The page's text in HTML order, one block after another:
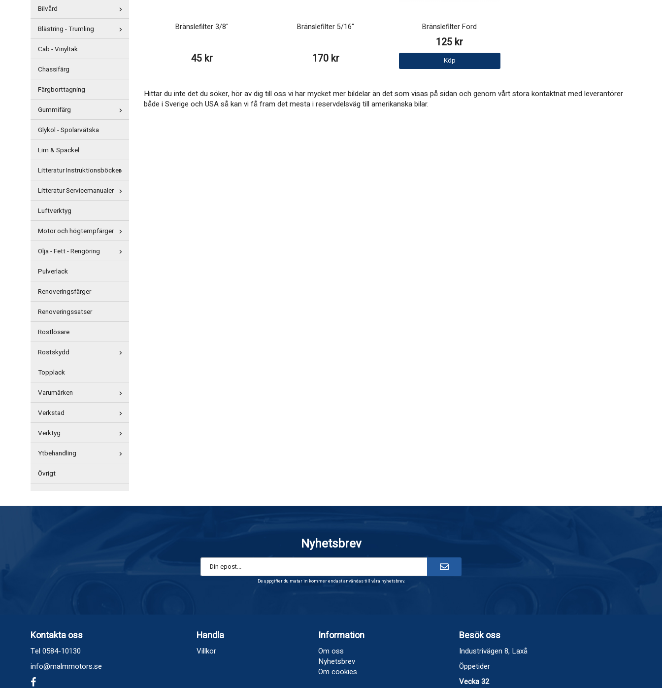
Bilvård
Blästring - Trumling
Cab - Vinyltak
Chassifärg
Färgborttagning
Gummifärg
Glykol - Spolarvätska
Lim & Spackel
Litteratur Instruktionsböcker
Litteratur Servicemanualer
Luftverktyg
Motor och högtempfärger
Olja - Fett - Rengöring
Pulverlack
Renoveringsfärger
Renoveringssatser
Rostlösare
Rostskydd
Topplack
Varumärken
Verkstad
Verktyg
Ytbehandling
Övrigt
Bränslefilter 3/8"
45 kr
Bränslefilter 5/16"
170 kr
Bränslefilter Ford
125 kr
Köp
Hittar du inte det du söker, hör av dig till oss vi har mycket mer bildelar än det som visas på sidan och genom vårt stora kontaktnät med leverantörer
både i Sverige och USA så kan vi få fram det mesta i reservdelsväg till amerikanska bilar.
Nyhetsbrev
De uppgifter du matar in kommer endast användas till våra nyhetsbrev.
Kontakta oss
Tel 0584-10130
info@malmmotors.se
Handla
Villkor
Information
Om oss
Nyhetsbrev
Om cookies
Besök oss
Industrivägen 8, Laxå
Öppetider
Vecka 32